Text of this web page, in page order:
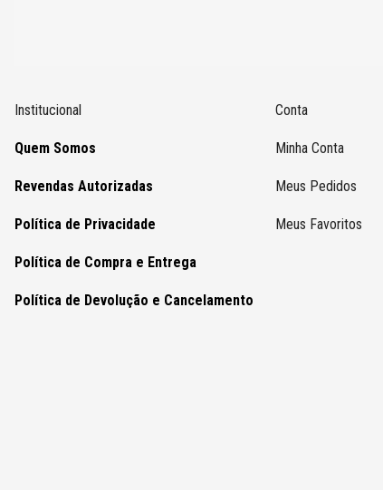
Institucional
Quem Somos
Revendas Autorizadas
Política de Privacidade
Política de Compra e Entrega
Política de Devolução e Cancelamento
Conta
Minha Conta
Meus Pedidos
Meus Favoritos